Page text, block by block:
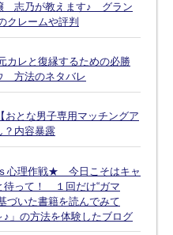
志乃が教えます♪ グラン
クレームや評判
カレと復縁するための必勝
方法のネタバレ
おとな男子専用マッチングア
？内容暴露
心理作戦★ 今日こそはキャ
待って！ １回だけ“ガマ
づいた書籍を読んでみて
」の方法を体験したブログ